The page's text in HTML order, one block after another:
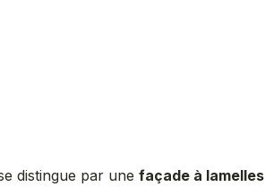
distingue par une façade à lamelles